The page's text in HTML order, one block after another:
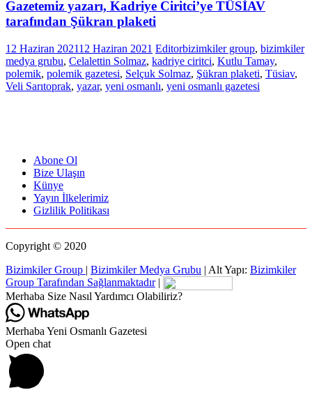
Gazetemiz yazarı, Kadriye Ciritci’ye TÜSİAV
tarafından Şükran plaketi
12 Haziran 202112 Haziran 2021 Editorbizimkiler group, bizimkiler
medya grubu, Celalettin Solmaz, kadriye ciritci, Kutlu Tamay,
polemik, polemik gazetesi, Selçuk Solmaz, Şükran plaketi, Tüsiav,
Veli Sarıtoprak, yazar, yeni osmanlı, yeni osmanlı gazetesi
Abone Ol
Bize Ulaşın
Künye
Yayın İlkelerimiz
Gizlilik Politikası
Copyright © 2020
Bizimkiler Group | Bizimkiler Medya Grubu | Alt Yapı: Bizimkiler
Group Tarafından Sağlanmaktadır |
Merhaba Size Nasıl Yardımcı Olabiliriz?
Merhaba Yeni Osmanlı Gazetesi
Open chat